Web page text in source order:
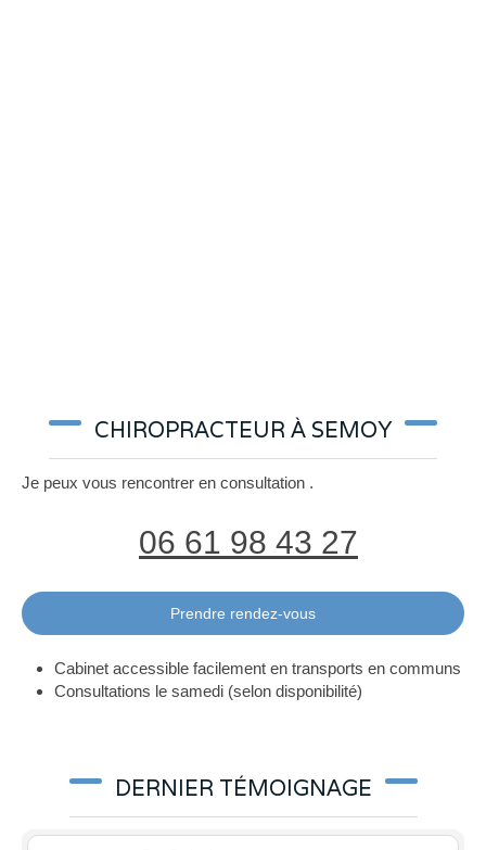
CHIROPRACTEUR À SEMOY
Je peux vous rencontrer en consultation .
06 61 98 43 27
Prendre rendez-vous
Cabinet accessible facilement en transports en communs
Consultations le samedi (selon disponibilité)
DERNIER TÉMOIGNAGE